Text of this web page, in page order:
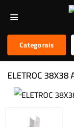
Categorais
ELETROC 38X38